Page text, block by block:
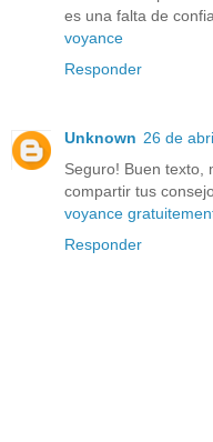
es una falta de
voyance
Responder
Unknown 26 de
Seguro! Buen texto,
compartir tus
voyance
Responder